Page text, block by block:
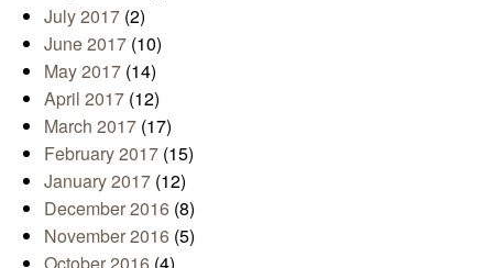
July 2017 (2)
June 2017 (10)
May 2017 (14)
April 2017 (12)
March 2017 (17)
February 2017 (15)
January 2017 (12)
December 2016 (8)
November 2016 (5)